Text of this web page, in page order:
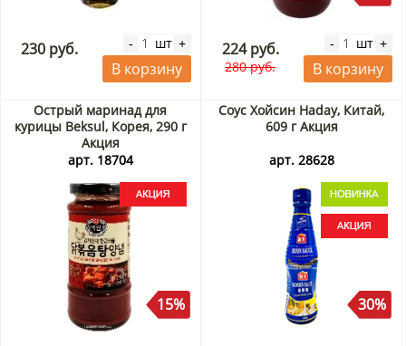
230 руб. - шт +
В корзину
224 руб.
280 руб.
- шт +
В корзину
Острый маринад для
курицы Beksul, Корея, 290 г
Акция
арт. 18704
15%
Соус Хойсин Haday, Китай,
609 г Акция
арт. 28628
30%